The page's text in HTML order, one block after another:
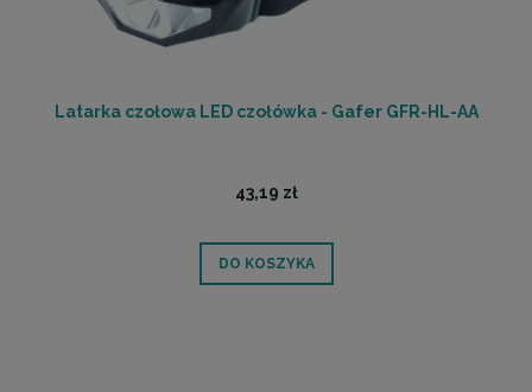
Latarka czołowa LED czołówka - Gafer GFR-HL-AA
43,19 zł
DO KOSZYKA